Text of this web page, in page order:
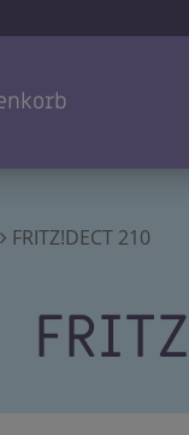
FRITZ!DECT 210